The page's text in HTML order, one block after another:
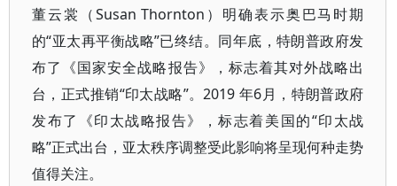
董云裳（Susan Thornton）明确表示奥巴马时期
的“亚太再平衡战略”已终结。同年底，特朗普政府发
布了《国家安全战略报告》，标志着其对外战略出
台，正式推销“印太战略”。2019 年6月，特朗普政府
发布了《印太战略报告》，标志着美国的“印太战
略”正式出台，亚太秩序调整受此影响将呈现何种走势
值得关注。